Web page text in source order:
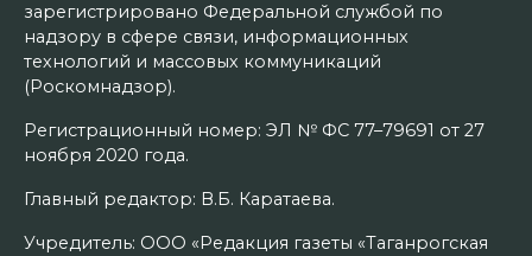
зарегистрировано Федеральной службой по
надзору в сфере связи, информационных
технологий и массовых коммуникаций
(Роскомнадзор).
Регистрационный номер: ЭЛ № ФС 77–79691 от 27
ноября 2020 года.
Главный редактор: В.Б. Каратаева.
Учредитель: ООО «Редакция газеты «Таганрогская